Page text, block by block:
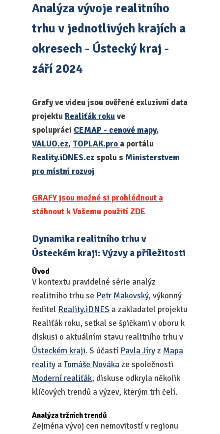
Analýza vývoje realitního
trhu v jednotlivých krajích a
okresech - Ústecký kraj -
září 2024
Grafy ve videu jsou ověřené exluzivní data
projektu Realiťák rokuve
spolupráci CEMAP - cenové mapy,
VALUO.cz, TOPLAK.pro a portálu
Reality.iDNES.cz spolu s Ministerstvem
pro místní rozvoj
GRAFY jsou možné si prohlédnout a
stáhnout k Vašemu použití ZDE
Dynamika realitního trhu v
Ústeckém kraji: Výzvy a příležitosti
Úvod
V kontextu pravidelné série analýz
realitního trhu se Petr Makovský, výkonný
ředitel Reality.iDNES a zakladatel projektu
Realiťák roku, setkal se špičkami v oboru k
diskusi o aktuálním stavu realitního trhu v
Ústeckém kraji. S účastí Pavla Jíryz Mapa
realitya Tomáše Nováka ze společnosti
Moderní realiťák, diskuse odkryla několik
klíčových trendů a výzev, kterým trh čelí.
Analýza tržních trendů
Zejména vývoj cen nemovitostí v regionu